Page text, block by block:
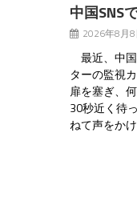
中国SNS
2026年8月8
最近、中
ターの監視
扉を塞ぎ、
30秒近く待
ねて声をか